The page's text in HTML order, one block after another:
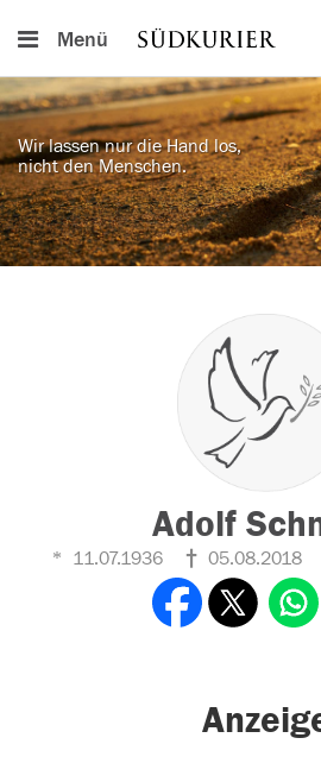
Menü
Wir lassen nur die Hand los,
nicht den Menschen.
Adolf
11.07.1936 05.08.2018